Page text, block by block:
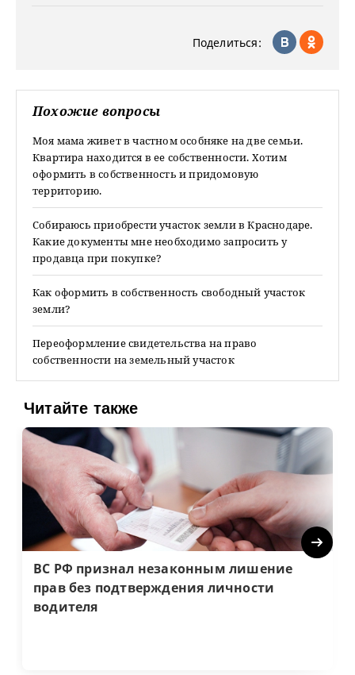
Поделиться:
Похожие вопросы
Моя мама живет в частном особняке на две семьи.
Квартира находится в ее собственности. Хотим
оформить в собственность и придомовую
территорию.
Собираюсь приобрести участок земли в Краснодаре.
Какие документы мне необходимо запросить у
продавца при покупке?
Как оформить в собственность свободный участок
земли?
Переоформление свидетельства на право
собственности на земельный участок
Читайте также
ВС РФ признал незаконным лишение
прав без подтверждения личности
водителя
Next